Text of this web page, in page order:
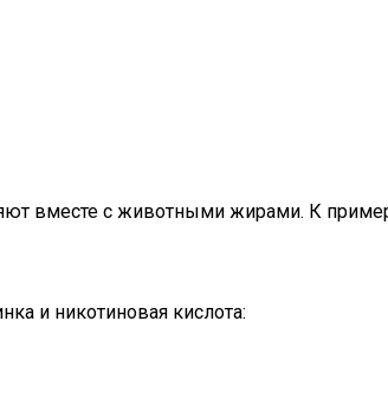
вместе с животными жирами. К
и никотиновая кислота: